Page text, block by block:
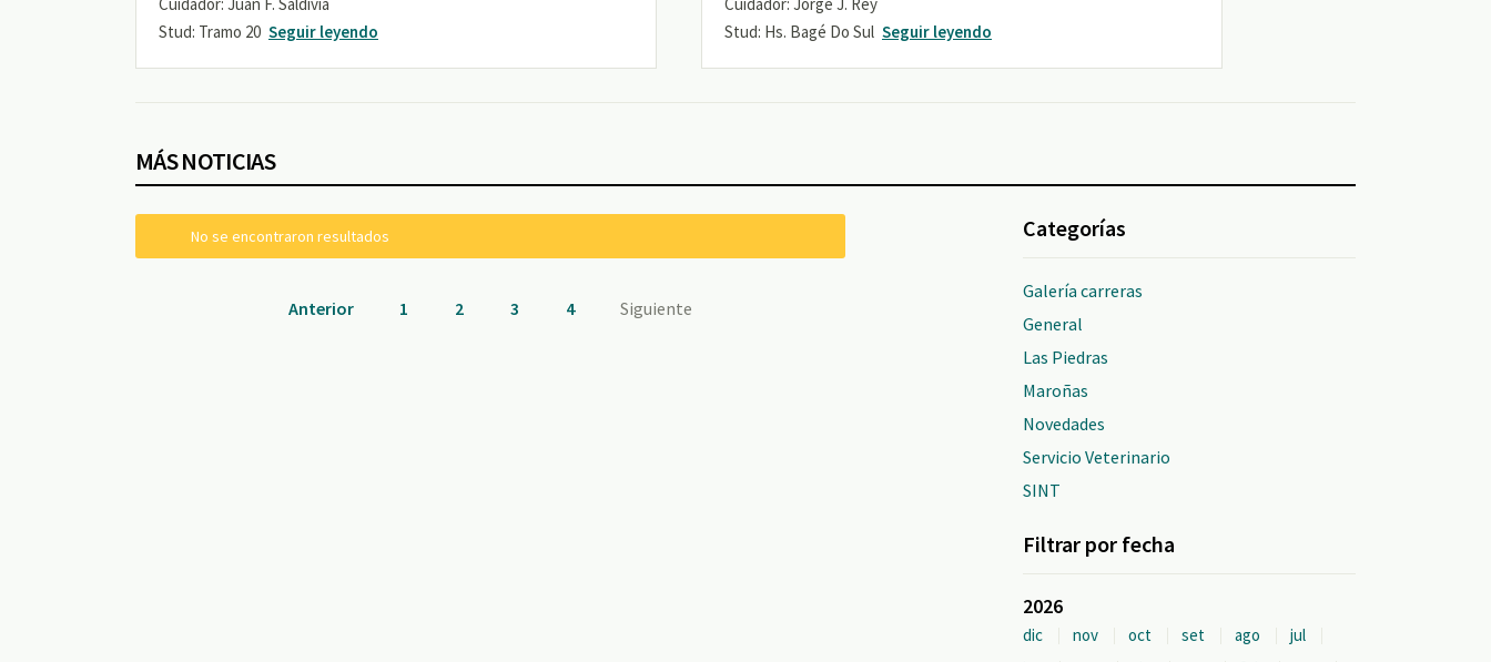
Stud: Tramo 20 Seguir leyendo
Stud: Hs. Bagé Do Sul Seguir leyendo
MÁS NOTICIAS
No se encontraron resultados
Anterior 1 2 3 4 Siguiente
Categorías
Galería carreras
General
Las Piedras
Maroñas
Novedades
Servicio Veterinario
SINT
Filtrar por fecha
2026
dic nov oct set ago
jul